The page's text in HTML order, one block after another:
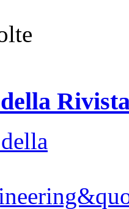
della